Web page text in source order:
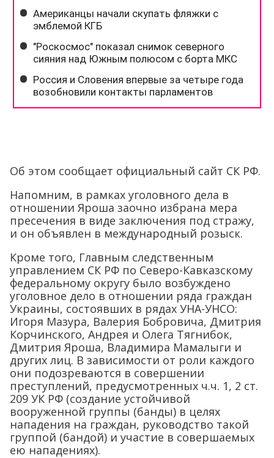
Об этом сообщает официальный сайт СК РФ.
Напомним, в рамках уголовного дела в
отношении Яроша заочно избрана мера
пресечения в виде заключения под стражу,
и он объявлен в международный розыск.
Кроме того, Главным следственным
управлением СК РФ по Северо-Кавказскому
федеральному округу было возбуждено
уголовное дело в отношении ряда граждан
Украины, состоявших в рядах УНА-УНСО:
Игоря Мазура, Валерия Бобровича, Дмитрия
Корчинского, Андрея и Олега Тягнибок,
Дмитрия Яроша, Владимира Мамалыги и
других лиц. В зависимости от роли каждого
они подозреваются в совершении
преступлений, предусмотренных ч.ч. 1, 2 ст.
209 УК РФ (создание устойчивой
вооруженной группы (банды) в целях
нападения на граждан, руководство такой
группой (бандой) и участие в совершаемых
ею нападениях).